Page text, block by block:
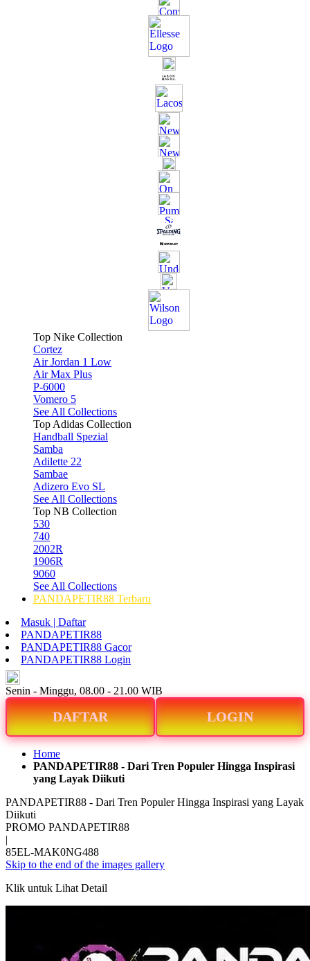
Top Nike Collection
Cortez
Air Jordan 1 Low
Air Max Plus
P-6000
Vomero 5
See All Collections
Top Adidas Collection
Handball Spezial
Samba
Adilette 22
Sambae
Adizero Evo SL
See All Collections
Top NB Collection
530
740
2002R
1906R
9060
See All Collections
PANDAPETIR88 Terbaru
Masuk | Daftar
PANDAPETIR88
PANDAPETIR88 Gacor
PANDAPETIR88 Login
Senin - Minggu, 08.00 - 21.00 WIB
DAFTAR LOGIN
Home
PANDAPETIR88 - Dari Tren Populer Hingga Inspirasi
yang Layak Diikuti
PANDAPETIR88 - Dari Tren Populer Hingga Inspirasi yang Layak
Diikuti
PROMO PANDAPETIR88
|
85EL-MAK0NG488
Skip to the end of the images gallery
Klik untuk Lihat Detail